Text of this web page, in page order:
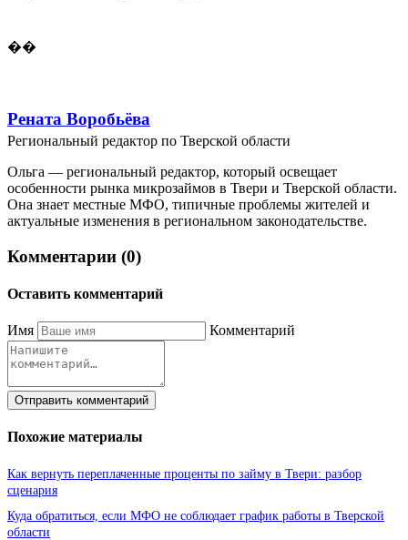
��
Рената Воробьёва
Региональный редактор по Тверской области
Ольга — региональный редактор, который освещает
особенности рынка микрозаймов в Твери и Тверской области.
Она знает местные МФО, типичные проблемы жителей и
актуальные изменения в региональном законодательстве.
Комментарии (0)
Оставить комментарий
Имя Комментарий
Отправить комментарий
Похожие материалы
Как вернуть переплаченные проценты по займу в Твери: разбор
сценария
Куда обратиться, если МФО не соблюдает график работы в Тверской
области